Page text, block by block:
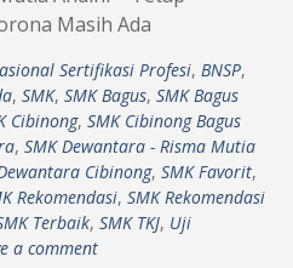
Masih Ada
Sertifikasi Profesi, BNSP,
, SMK, SMK Bagus, SMK Bagus
Cibinong, SMK Cibinong Bagus
, SMK Dewantara - Risma Mutia
Cibinong, SMK Favorit,
Rekomendasi, SMK Rekomendasi
Terbaik, SMK TKJ, Uji
a comment